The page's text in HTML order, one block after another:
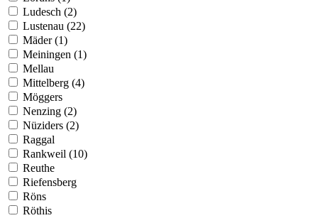
Ludesch (2)
Lustenau (22)
Mäder (1)
Meiningen (1)
Mellau
Mittelberg (4)
Möggers
Nenzing (2)
Nüziders (2)
Raggal
Rankweil (10)
Reuthe
Riefensberg
Röns
Röthis